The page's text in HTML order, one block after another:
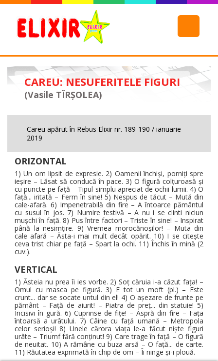
CAREU: NESUFERITELE FIGURI
(Vasile TÎRŞOLEA)
Careu apărut în Rebus Elixir nr. 189-190 / ianuarie
2019
ORIZONTAL
1) Un om lipsit de expresie. 2) Oamenii închişi, porniţi spre
ieşire – Lăsat să conducă în pace. 3) O figură colţuroasă şi
cu puncte pe faţă – Tipul simplu apreciat de ochii lumii. 4) O
faţă... iritată – Ferm în sine! 5) Nespus de tăcut – Mută din
cale-afară. 6) Impenetrabilă din fire – A întoarce pământul
cu susul în jos. 7) Numire festivă – A nu i se clinti niciun
muşchi în faţă. 8) Pus între factori – Triste în sine! – Inspirat
până la nesimţire. 9) Vremea morocănoşilor! – Muta din
cale afară – Ăsta-i mai mult decât opărit. 10) I se citeşte
ceva trist chiar pe faţă – Spart la ochi. 11) Închis în mină (2
cuv.).
VERTICAL
1) Ăsteia nu prea îi ies vorbe. 2) Soţ căruia i-a căzut faţa! –
Omul cu masca pe figură. 3) E tot un moft (pl.) – Este
crunt... dar se socate untul din el! 4) O aşezare de frunte pe
pământ – Faţă de aiurit! – Piatra de preţ... din statuie! 5)
Incisivi în gură. 6) Cuprinse de fiţe! – Aspră din fire – Faţa
întoarsă a urâtului. 7) Câine cu faţă umană – Metropola
celor serioşi! 8) Unele cărora viaţa le-a făcut nişte figuri
urâte – Triumf fără conţinut! 9) Care trage în faţă – O figură
de neuitat. 10) A rămâne cu buza arsă – O faţă... de carte.
11) Răutatea exprimată în chip de om – Îi ninge şi-i plouă.